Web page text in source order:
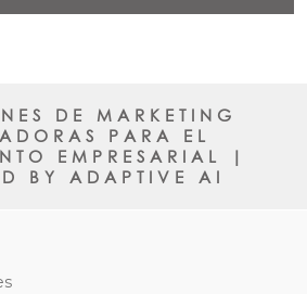
DE MARKETING
PARA EL
EMPRESARIAL |
BY ADAPTIVE AI